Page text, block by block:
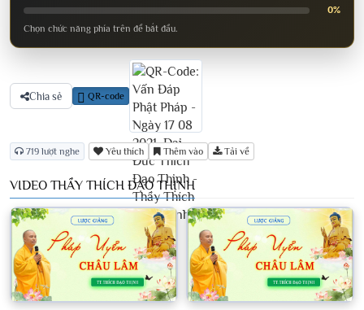
0%
Chọn chức năng phía trên để bắt đầu.
Chia sẻ QR-code
719 lượt nghe Yêu thích Thêm vào Tải về
VIDEO THẦY THÍCH ĐẠO THỊNH